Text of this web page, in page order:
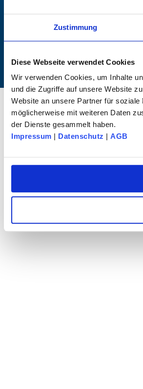
Zustimmung
Diese Webseite verwendet Cookies
Wir verwenden Cookies, um Inhalte
und die Zugriffe auf unsere Website
Website an unsere Partner für
möglicherweise mit weiteren Daten
der Dienste gesammelt haben.
Impressum | Datenschutz | AGB
info@dk-fixiersysteme.de
© 2025 dk FIXIERSYSTEME GmbH & Co KG